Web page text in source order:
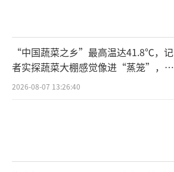
“中国蔬菜之乡”最高温达41.8℃，记
者实探蔬菜大棚感觉像进“蒸笼”，有
村民称只能凌晨两点起来干活
2026-08-07 13:26:40